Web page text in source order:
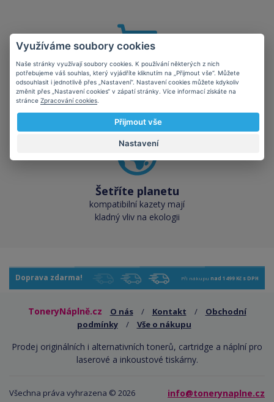
Skladem téměř vše
přes 50 000 skladových
zásob pro okamžitý odběr
Šetříte planetu
kompatibilní kazety mají
kladný vliv na ekologii
Doprava zdarma! Při nákupu nad 1499 Kč s DPH
ToneryNáplně.cz O nás / Kontakt /
Obchodní
podmínky
/ Vše o nákupu
Prodej originálních i alternativních tonerů, cartridge a náplní pro
laserové a inkoustové tiskárny.
info@tonerynaplne.cz
Všechna práva vyhrazena © 2026
Využíváme soubory cookies
Naše stránky využívají soubory cookies. K používání některých z nich
potřebujeme váš souhlas, který vyjádříte kliknutím na „Přijmout vše“. Můžete
odsouhlasit i jednotlivě přes „Nastavení“. Nastavení cookies můžete kdykoliv
změnit přes „Nastavení cookies“ v zápatí stránky. Více informací získáte na
stránce Zpracování cookies
Přijmout vše
Nastavení